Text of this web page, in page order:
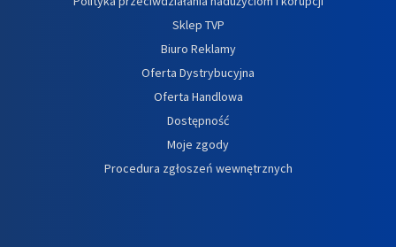
Sklep TVP
Biuro Reklamy
Oferta Dystrybucyjna
Oferta Handlowa
Dostępność
Moje zgody
Procedura zgłoszeń wewnętrznych